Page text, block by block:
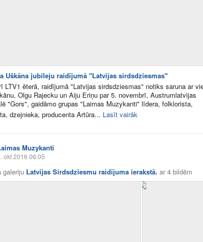
Uškāna jubileju raidījumā "Latvijas sirdsdziesmas"
LTV1 ēterā, raidījumā "Latvijas sirdsdziesmas" notiks saruna ar
Olgu Rajecku un Aiju Eriņu par 5. novembrī, Austrumlatvijas
"Gors", gaidāmo grupas "Laimas Muzykanti" līdera, folklorista,
dzejnieka, producenta Artūra... Lasīt vairāk
Muzykanti
okt 2016 06:05
galeriju Latvijas Sirdsdziesmu raidījuma ierakstā. ar4 bildēm